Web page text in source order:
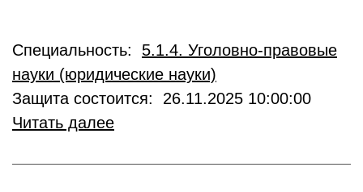
Специальность: 5.1.4. Уголовно-правовые
науки (юридические науки)
Защита состоится: 26.11.2025 10:00:00
Читать далее